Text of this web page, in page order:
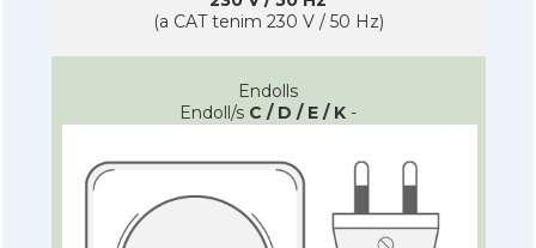
(a CAT tenim 230 V / 50 Hz)
Endolls
Endoll/s C / D / E / K -